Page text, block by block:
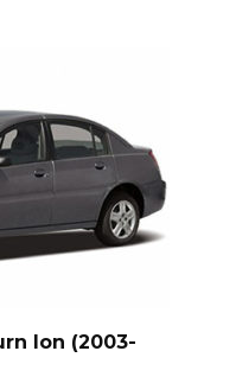
Ion (2003-